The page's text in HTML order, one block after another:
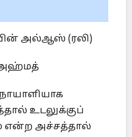
அல்ஆஸ் (ரலி)
அஹ்மத்
உடலுக்குப்
என்ற அச்சத்தால்